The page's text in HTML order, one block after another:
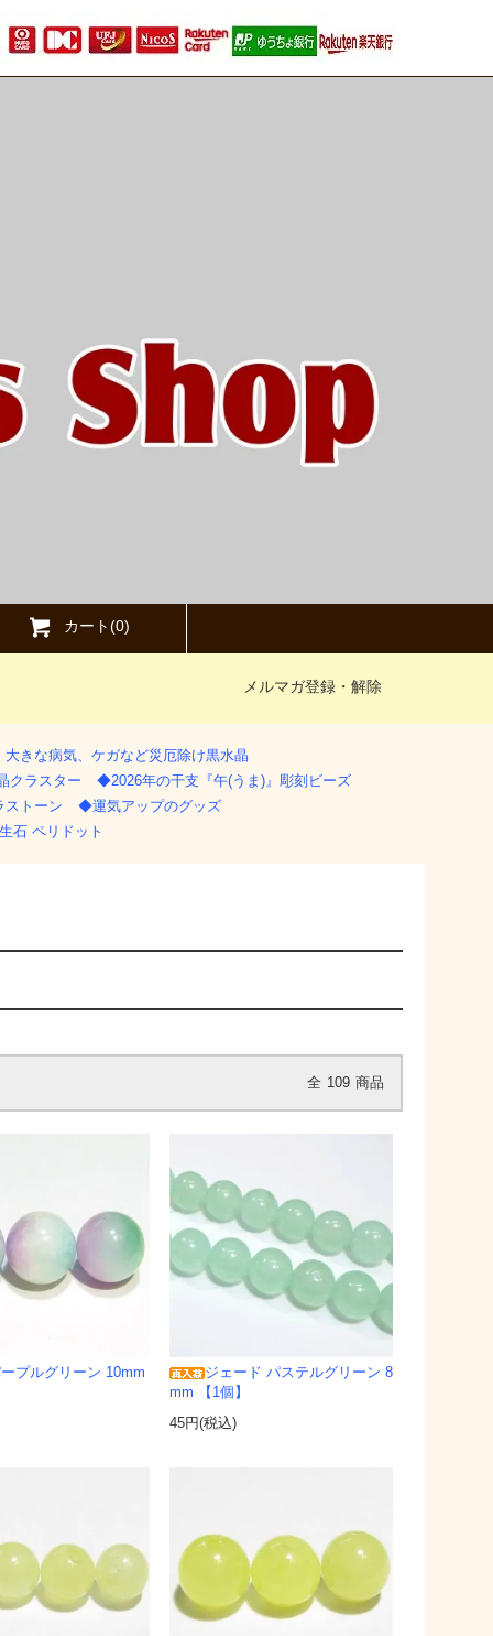
カート(0)
メルマガ登録・解除
きな病気、ケガなど災厄除け黒水晶
クラスター
◆2026年の干支『午(うま)』彫刻ビーズ
トーン
◆運気アップのグッズ
石 ペリドット
全 109 商品
プルグリーン 10mm
ジェード パステルグリーン 8
mm 【1個】
45円(税込)